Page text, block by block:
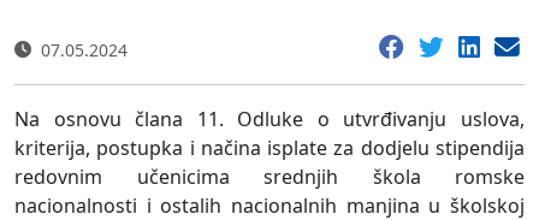
07.05.2024
Na osnovu člana 11. Odluke o utvrđivanju uslova,
kriterija, postupka i načina isplate za dodjelu stipendija
redovnim učenicima srednjih škola romske
nacionalnosti i ostalih nacionalnih manjina u školskoj